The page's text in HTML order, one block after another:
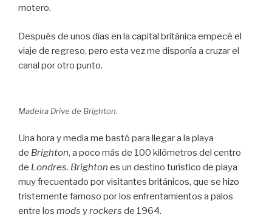
motero.
Después de unos días en la capital británica empecé el
viaje de regreso, pero esta vez me disponía a cruzar el
canal por otro punto.
Madeira Drive de Brighton.
Una hora y media me bastó para llegar a la playa
de Brighton, a poco más de 100 kilómetros del centro
de Londres. Brighton es un destino turístico de playa
muy frecuentado por visitantes británicos, que se hizo
tristemente famoso por los enfrentamientos a palos
entre los mods yrockers de 1964.